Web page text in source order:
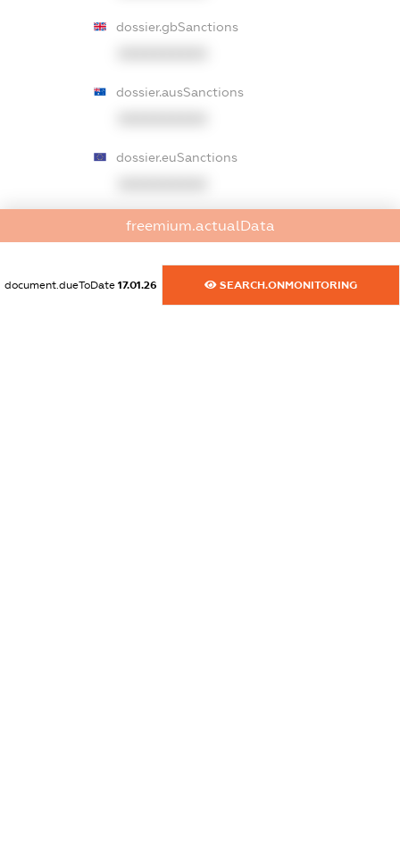
dossier.gbSanctions
dossier.ausSanctions
dossier.euSanctions
dossier.japanSanctions
dossier.canadaSanctions
freemium.actualData
document.dueToDate 17.01.26 SEARCH.ONMONITORING